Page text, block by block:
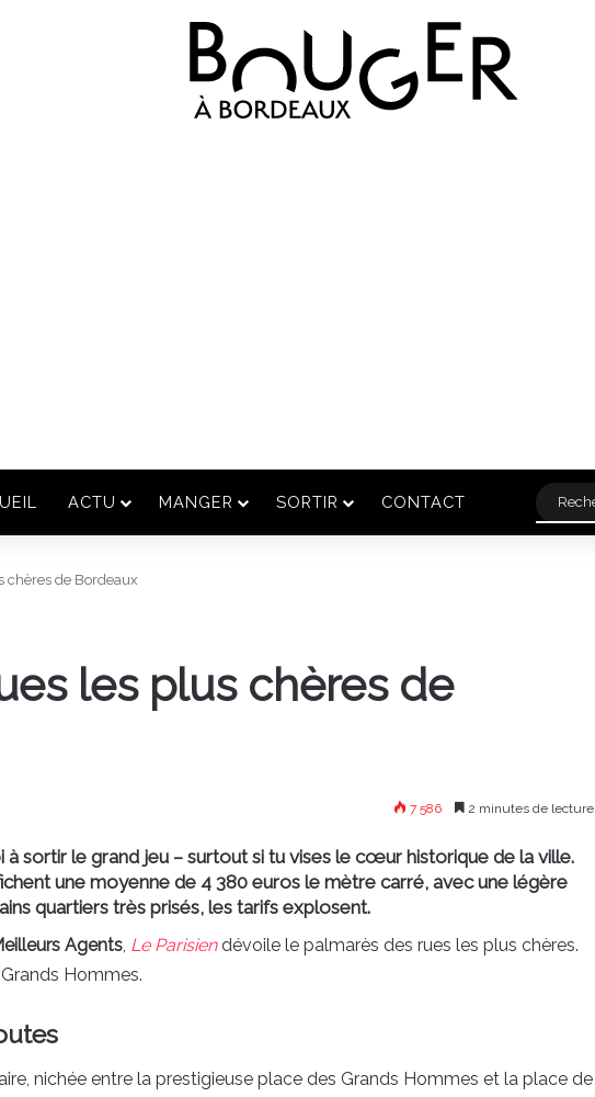
ACTU MANGER SORTIR CONTACT
chères de Bordeaux
les plus chères de
7 586 2 minutes de lecture
à sortir le grand jeu – surtout si tu vises le cœur historique de la ville.
une moyenne de 4 380 euros le mètre carré, avec une légère
quartiers très prisés, les tarifs explosent.
Agents, Le Parisiendévoile le palmarès des rues les plus chères.
Hommes.
nichée entre la prestigieuse place des Grands Hommes et la place de